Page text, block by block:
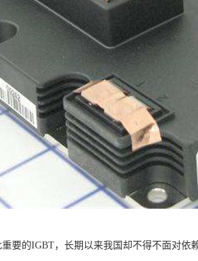
要的IGBT，长期以来我国却不得不面对